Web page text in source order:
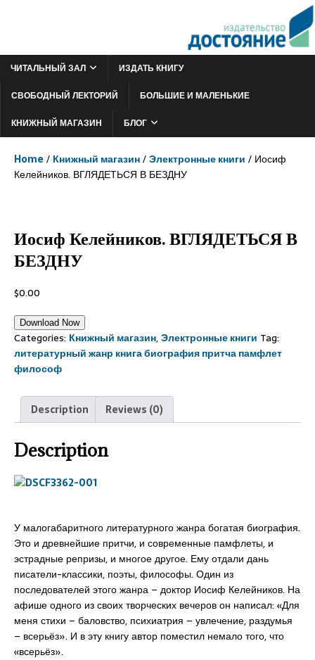
ЧИТАЛЬНЫЙ ЗАЛ
ИЗДАТЬ КНИГУ
СВОБОДНЫЙ ЛЕКТОРИЙ
БОЛЬШИЕ И МАЛЕНЬКИЕ
КНИЖНЫЙ МАГАЗИН
БЛОГ
Home / Книжный магазин/Электронные книги / Иосиф
Келейников. ВГЛЯДЕТЬСЯ В БЕЗДНУ
Иосиф Келейников. ВГЛЯДЕТЬСЯ В
БЕЗДНУ
$0.00
Download Now
Categories: Книжный магазин,Электронные книги Tag:
литературный жанр книга биография притча памфлет
философ
Description Reviews (0)
Description
У малогабаритного литературного жанра богатая биография.
Это и древнейшие притчи, и современные памфлеты, и
эстрадные репризы, и многое другое. Ему отдали дань
писатели-классики, поэты, философы. Один из
последователей этого жанра – доктор Иосиф Келейников. На
афише одного из своих творческих вечеров он написал: «Для
меня стихи – баловство, психиатрия – увлечение, раздумья
– всерьёз». И в эту книгу автор поместил немало того, что
«всерьёз».